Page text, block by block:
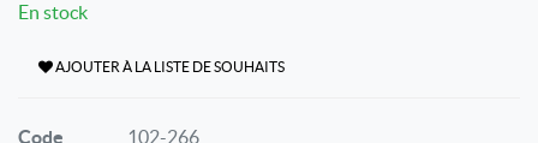
En stock
AJOUTER À LA LISTE DE SOUHAITS
Code 102-266